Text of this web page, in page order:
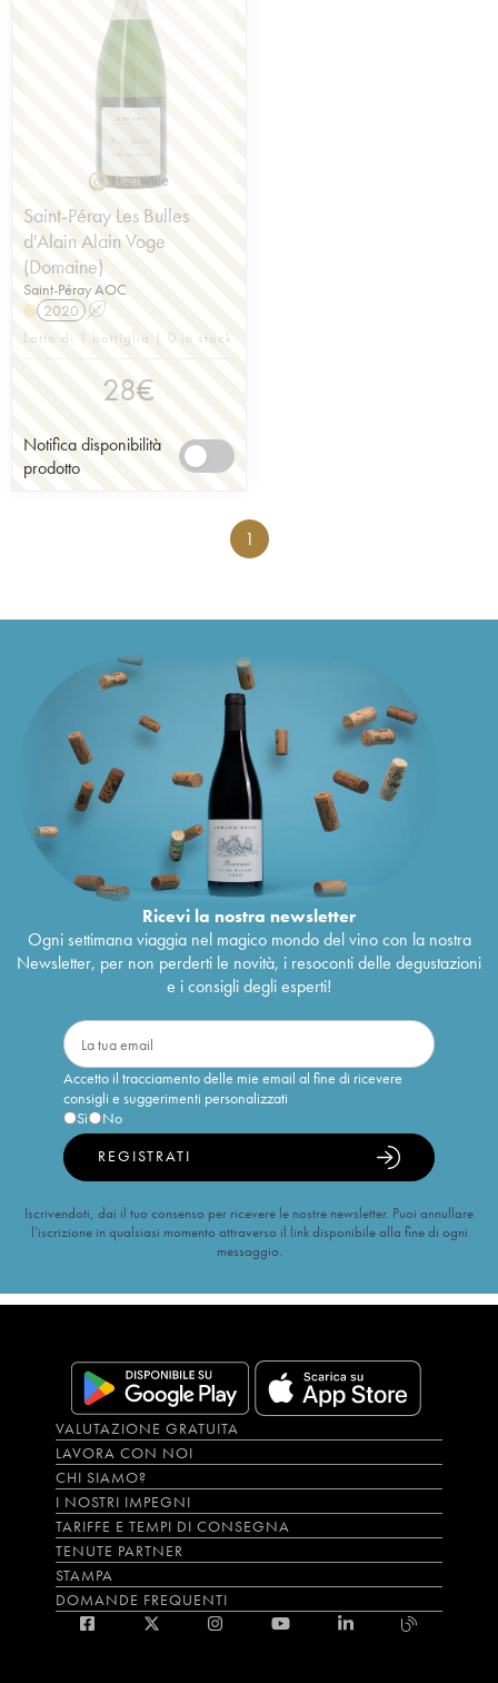
Saint-Péray Les Bulles
d'Alain Alain Voge
(Domaine)
Saint-Péray AOC
H 2020 A
Lotto di 1 bottiglia | 0 in stock
28€
Notifica disponibilità
prodotto
1
Ricevi la nostra newsletter
Ogni settimana viaggia nel magico mondo del vino con la nostra
Newsletter, per non perderti le novità, i resoconti delle degustazioni
e i consigli degli esperti!
Accetto il tracciamento delle mie email al fine di ricevere
consigli e suggerimenti personalizzati
Sì
No
REGISTRATI
Iscrivendoti, dai il tuo consenso per ricevere le nostre newsletter. Puoi annullare
l’iscrizione in qualsiasi momento attraverso il link disponibile alla fine di ogni
messaggio.
VALUTAZIONE GRATUITA
LAVORA CON NOI
CHI SIAMO?
I NOSTRI IMPEGNI
TARIFFE E TEMPI DI CONSEGNA
TENUTE PARTNER
STAMPA
DOMANDE FREQUENTI